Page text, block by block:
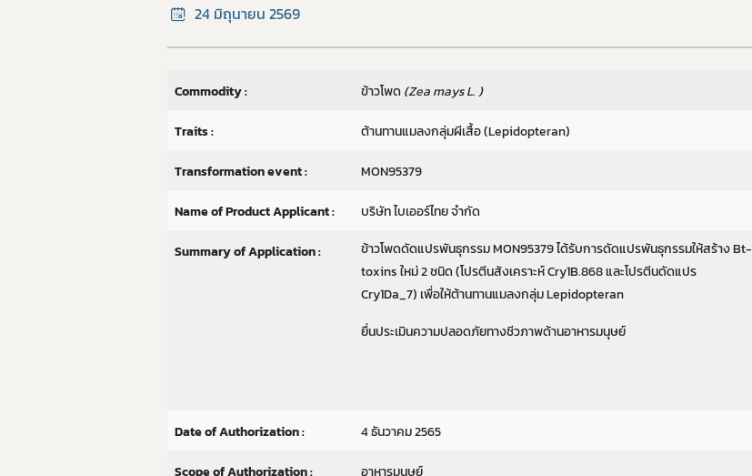
อาหารที่ห้ามผลิต นำเข้า หรือจำหน่าย
24 มิถุนายน 2569
Commodity : ข้าวโพด(Zea mays L. )
Traits : ต้านทานแมลงกลุ่มผีเสื้อ (Lepidopteran)
Transformation event : MON95379
Name of Product Applicant : บริษัท ไบเออร์ไทย จำกัด
Summary of Application :
ข้าวโพดดัดแปรพันธุกรรม MON95379 ได้รับการดัดแปรพันธุกรรมให้สร้าง Bt-
toxins ใหม่ 2 ชนิด (โปรตีนสังเคราะห์ Cry1B.868 และโปรตีนดัดแปร
Cry1Da_7) เพื่อให้ต้านทานแมลงกลุ่ม Lepidopteran
ยื่นประเมินความปลอดภัยทางชีวภาพด้านอาหารมนุษย์
Date of Authorization : 4 ธันวาคม 2565
Scope of Authorization : อาหารมนุษย์